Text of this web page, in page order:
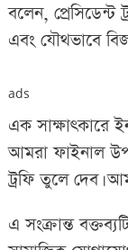
বলেন,
এবং যৌথভাবে
ads
এক সাক্ষাৎকারে
আমরা ফাইনাল
ট্রফি তুলে দেব।
এ সংক্রান্ত